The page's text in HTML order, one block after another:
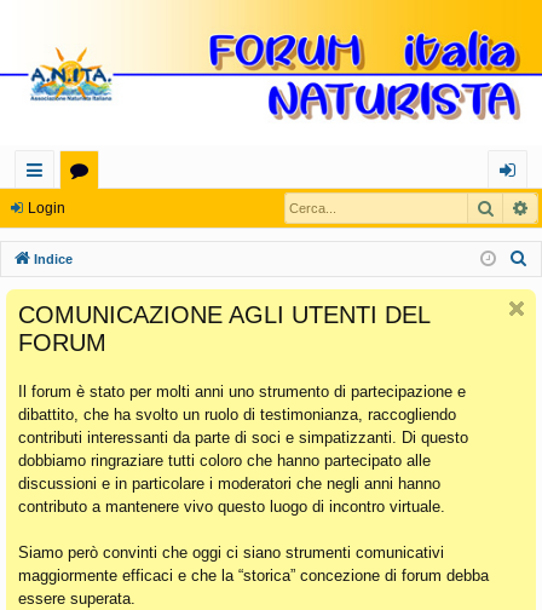
oll
eg
a
m
en
ti
Ra
pi
di
u
m
og
in
Login Cerca
Indice
COMUNICAZIONE AGLI UTENTI DEL
FORUM
Il forum è stato per molti anni uno strumento di partecipazione e
dibattito, che ha svolto un ruolo di testimonianza, raccogliendo
contributi interessanti da parte di soci e simpatizzanti. Di questo
dobbiamo ringraziare tutti coloro che hanno partecipato alle
discussioni e in particolare i moderatori che negli anni hanno
contributo a mantenere vivo questo luogo di incontro virtuale.
Siamo però convinti che oggi ci siano strumenti comunicativi
maggiormente efficaci e che la “storica” concezione di forum debba
essere superata.